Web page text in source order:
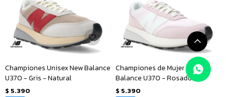
Championes Unisex New Balance
U370 - Gris - Natural
$ 5.390
Championes de Mujer New
Balance U370 - Rosado -
Blanco
$ 5.390